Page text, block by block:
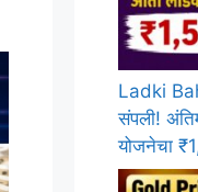
Ladki
संपली!
योजनेचा